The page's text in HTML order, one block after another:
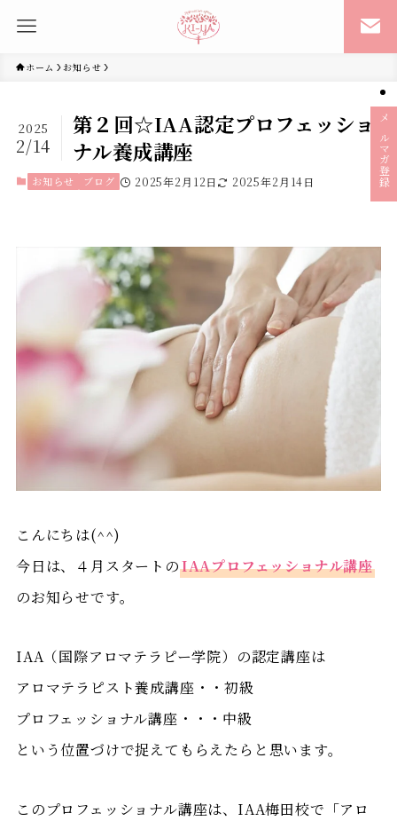
メルマガ登録
ホーム お知らせ
第２回☆IAA認定プロフェッショ
ナル養成講座
2025
2/14
お知らせ ブログ 2025年2月12日 2025年2月14日
こんにちは(^^)
今日は、４月スタートのIAAプロフェッショナル講座
のお知らせです。
IAA（国際アロマテラピー学院） の認定講座は
アロマテラピスト養成講座・・初級
プロフェッショナル講座・・・中級
という位置づけで捉えてもらえたらと思います。
このプロフェッショナル講座は、IAA梅田校で「アロ